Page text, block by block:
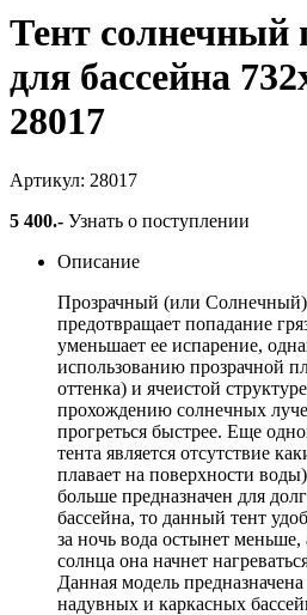
Тент солнечный
для бассейна
28017
Артикул: 28017
5 400.- Узнать о поступлении
Описание
Прозрачный (или
предотвращает попадание
уменьшает ее испарение,
использованию прозрачной
оттенка) и ячеистой
прохождению солнечных
прогреться быстрее. Еще
тента является отсутствие
плавает на поверхности
больше предназначен для
бассейна, то данный тент
за ночь вода остынет
солнца она начнет
Данная модель
надувных и каркасных